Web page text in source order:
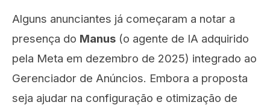
Alguns anunciantes já começaram a notar a
presença do Manus (o agente de IA adquirido
pela Meta em dezembro de 2025) integrado ao
Gerenciador de Anúncios. Embora a proposta
seja ajudar na configuração e otimização de